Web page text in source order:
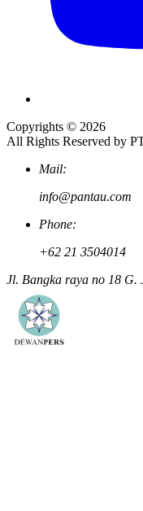
Copyrights © 2026
All Rights Reserved by
Mail:
info@pantau.com
Phone:
+62 21 3504014
Jl. Bangka raya no 18 G.